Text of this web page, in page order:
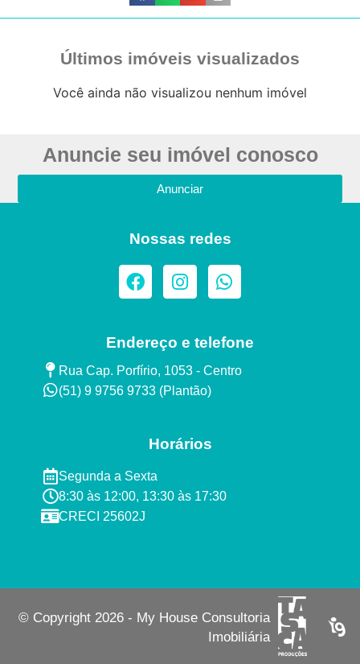
Últimos imóveis visualizados
Você ainda não visualizou nenhum imóvel
Anuncie seu imóvel conosco
Anunciar
Nossas redes
Endereço e telefone
Rua Cap. Porfírio, 1053 - Centro
(51) 9 9756 9733 (Plantão)​
Horários
Segunda a Sexta ​
8:30 às 12:00, 13:30 às 17:30​​
CRECI 25602J​
© Copyright 2026 - My House Consultoria
Imobiliária